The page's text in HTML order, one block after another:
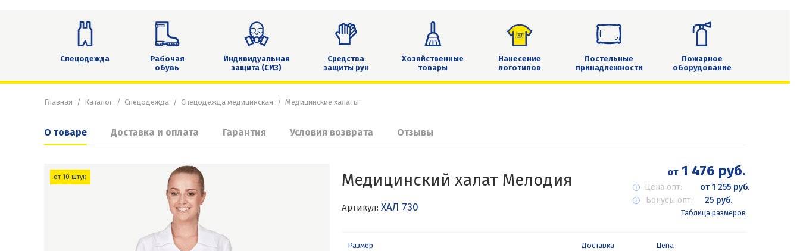
Спецодежда
Рабочая
обувь
Индивидуальная
защита (СИЗ)
Средства
защиты рук
Хозяйственные
товары
Нанесение
логотипов
Постельные
принадлежности
Пожарное
оборудование
Главная Каталог Спецодежда Спецодежда медицинская Медицинские халаты
О товаре Доставка и оплата Гарантия Условия возврата Отзывы
от 10 штук Медицинский халат Мелодия
Артикул: ХАЛ 730
от1 476 руб.
Цена опт:
от 1 255 руб.
Бонусы опт:
25 руб.
Таблица размеров
Размер Доставка Цена